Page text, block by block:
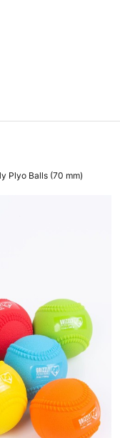
Plyo Balls (70 mm)